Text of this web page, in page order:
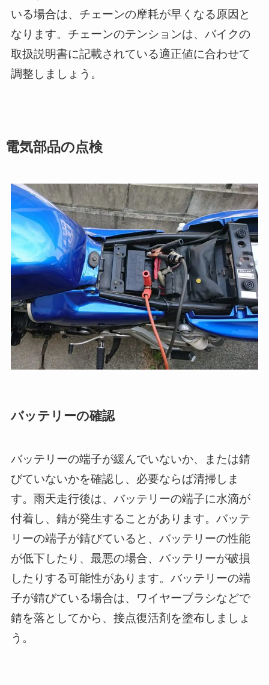
いる場合は、チェーンの摩耗が早くなる原因と
なります。チェーンのテンションは、バイクの
取扱説明書に記載されている適正値に合わせて
調整しましょう。
電気部品の点検
バッテリーの確認
バッテリーの端子が緩んでいないか、または錆
びていないかを確認し、必要ならば清掃しま
す。雨天走行後は、バッテリーの端子に水滴が
付着し、錆が発生することがあります。バッテ
リーの端子が錆びていると、バッテリーの性能
が低下したり、最悪の場合、バッテリーが破損
したりする可能性があります。バッテリーの端
子が錆びている場合は、ワイヤーブラシなどで
錆を落としてから、接点復活剤を塗布しましょ
う。